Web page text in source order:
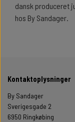
dansk produceret
hos By Sandager.
Kontaktoplysninger
By Sandager
Sverigesgade 2
6950 Ringkøbing